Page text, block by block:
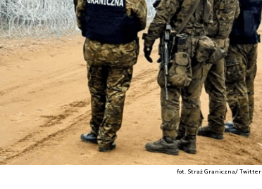
fot. Straż Graniczna/ Twitter